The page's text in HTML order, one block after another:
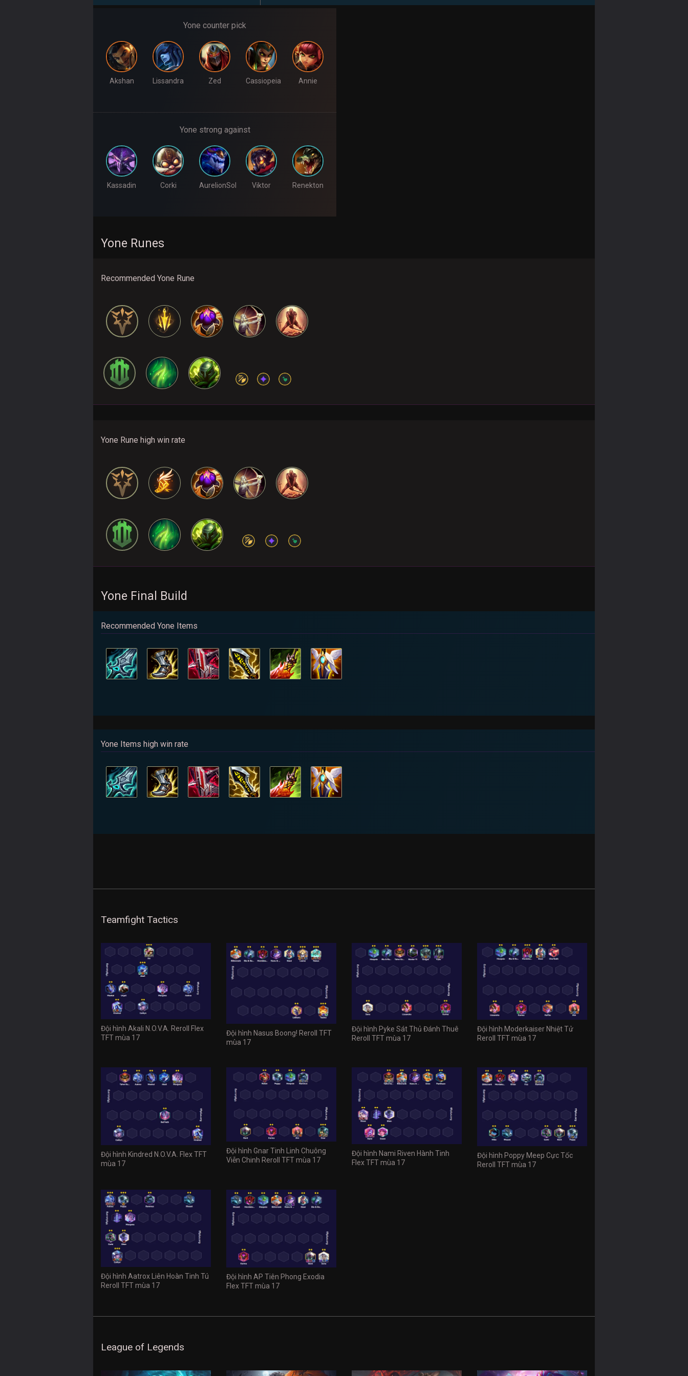
Yone counter pick
Akshan Lissandra Zed Cassiopeia Annie
Yone strong against
Kassadin Corki AurelionSol Viktor Renekton
Yone Runes
Recommended Yone Rune
Yone Rune high win rate
Yone Final Build
Recommended Yone Items
Yone Items high win rate
Teamfight Tactics
Đội hình Akali N.O.V.A. Reroll Flex
TFT mùa 17
Đội hình Nasus Boong! Reroll TFT
mùa 17
Đội hình Pyke Sát Thủ Đánh Thuê
Reroll TFT mùa 17
Đội hình Moderkaiser Nhiệt Tử
Reroll TFT mùa 17
Đội hình Kindred N.O.V.A. Flex TFT
mùa 17
Đội hình Gnar Tinh Linh Chuông
Viễn Chinh Reroll TFT mùa 17
Đội hình Nami Riven Hành Tinh
Flex TFT mùa 17
Đội hình Poppy Meep Cực Tốc
Reroll TFT mùa 17
Đội hình Aatrox Liên Hoàn Tinh Tú
Reroll TFT mùa 17
Đội hình AP Tiên Phong Exodia
Flex TFT mùa 17
League of Legends